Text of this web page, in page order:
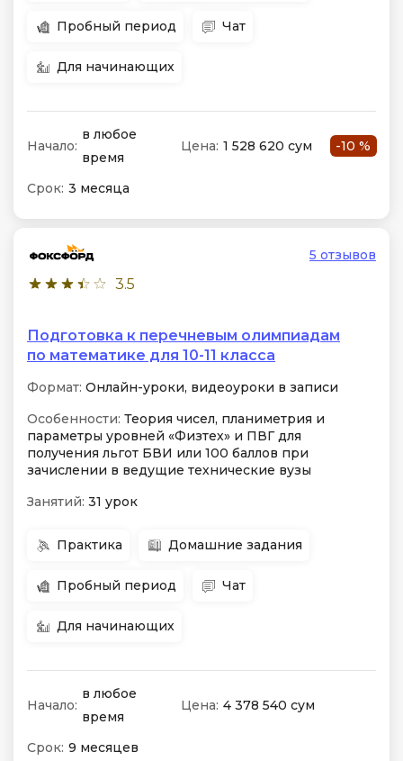
Пробный период Чат
Для начинающих
Начало:
в любое
время
Цена: 1 528 620 сум -10 %
Срок: 3 месяца
3.5
5 отзывов
Подготовка к перечневым олимпиадам
по математике для 10-11 класса
Формат: Онлайн-уроки, видеоуроки в записи
Особенности: Теория чисел, планиметрия и
параметры уровней «Физтех» и ПВГ для
получения льгот БВИ или 100 баллов при
зачислении в ведущие технические вузы
Занятий: 31 урок
Практика Домашние задания
Пробный период Чат
Для начинающих
Начало:
в любое
время
Цена: 4 378 540 сум
Срок: 9 месяцев